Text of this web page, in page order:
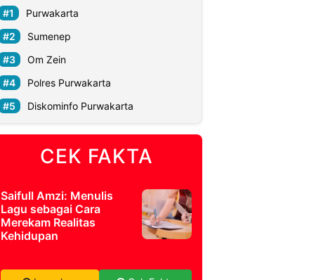
Purwakarta
Sumenep
Om Zein
Polres Purwakarta
Diskominfo Purwakarta
CEK FAKTA
Saifull Amzi: Menulis
Lagu sebagai Cara
Merekam Realitas
Kehidupan